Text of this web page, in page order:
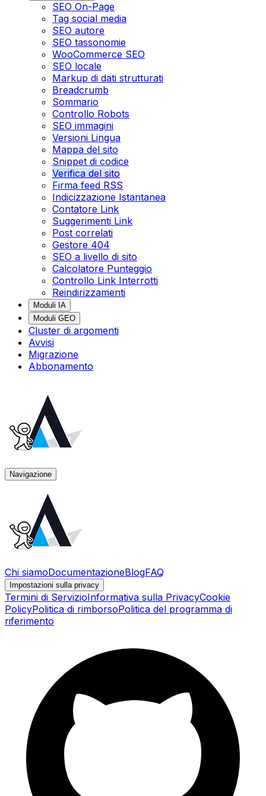
SEO On-Page
Tag social media
SEO autore
SEO tassonomie
WooCommerce SEO
SEO locale
Markup di dati strutturati
Breadcrumb
Sommario
Controllo Robots
SEO immagini
Versioni Lingua
Mappa del sito
Snippet di codice
Verifica del sito
Firma feed RSS
Indicizzazione Istantanea
Contatore Link
Suggerimenti Link
Post correlati
Gestore 404
SEO a livello di sito
Calcolatore Punteggio
Controllo Link Interrotti
Reindirizzamenti
Moduli IA
Moduli GEO
Cluster di argomenti
Avvisi
Migrazione
Abbonamento
Navigazione
Chi siamoDocumentazioneBlogFAQ
Impostazioni sulla privacy
Termini di ServizioInformativa sulla PrivacyCookie
PolicyPolitica di rimborsoPolitica del programma di
riferimento